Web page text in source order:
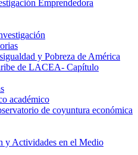
Emprendedora
y Pobreza de América
de LACEA- Capítulo
académico
de coyuntura económica
y Actividades en el Medio